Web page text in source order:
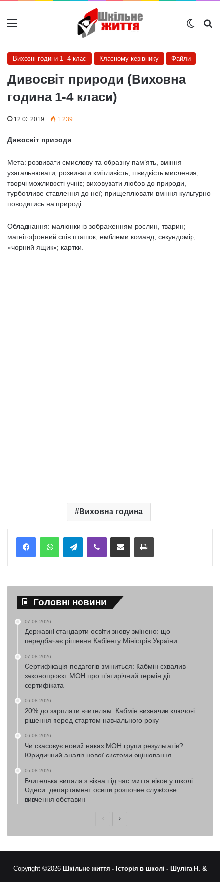
Меню
Виховні години 1- 4 клас Класному керівнику Файли
Дивосвiт природи (Виховна
година 1-4 класи)
12.03.2019 1 239
Дивосвiт природи
Мета: розвивати смислову та образну пам’ять, вмiння
узагальнювати; розвивати кмiтливiсть, швидкiсть мисления,
творчi можливостi учнiв; виховувати любов до природи,
турботливе ставлення до неї; прищеплювати вмiння культурно
поводитись на природi.
Обладнання: малюнки iз зображенням рослин, тварин;
магнiтофонний спiв пташок; емблеми команд; секундомiр;
«чорний ящик»; картки.
Виховна година
TelegramViber Надіслати електронною поштоюНадрукувати
Головні новини
07.08.2026
Державні стандарти освіти знову змінено: що
передбачає рішення Кабінету Міністрів України
07.08.2026
Сертифікація педагогів зміниться: Кабмін схвалив
законопроєкт МОН про п’ятирічний термін дії
сертифіката
06.08.2026
20% до зарплати вчителям: Кабмін визначив ключові
рішення перед стартом навчального року
06.08.2026
Чи скасовує новий наказ МОН групи результатів?
Юридичний аналіз нової системи оцінювання
05.08.2026
Вчителька випала з вікна під час миття вікон у школі
Одеси: департамент освіти розпочне службове
вивчення обставин
ПопередняНаступна
Copyright ©2026 Шкільне життя - Історія в школі - Шуліга Н. &